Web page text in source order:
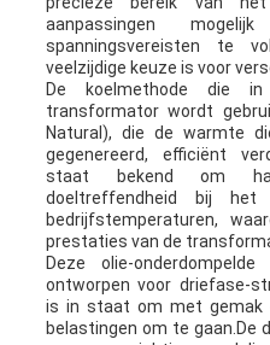
aanpassingen
spanningsvereisten te
veelzijdige keuze is voor
De koelmethode die in
transformator wordt
Natural), die de warmte
gegenereerd, efficiënt
staat bekend om
doeltreffendheid bij het
bedrijfstemperaturen,
prestaties van de
Deze olie-
ontworpen voor driefase-
is in staat om met gemak
belastingen om te gaan.De